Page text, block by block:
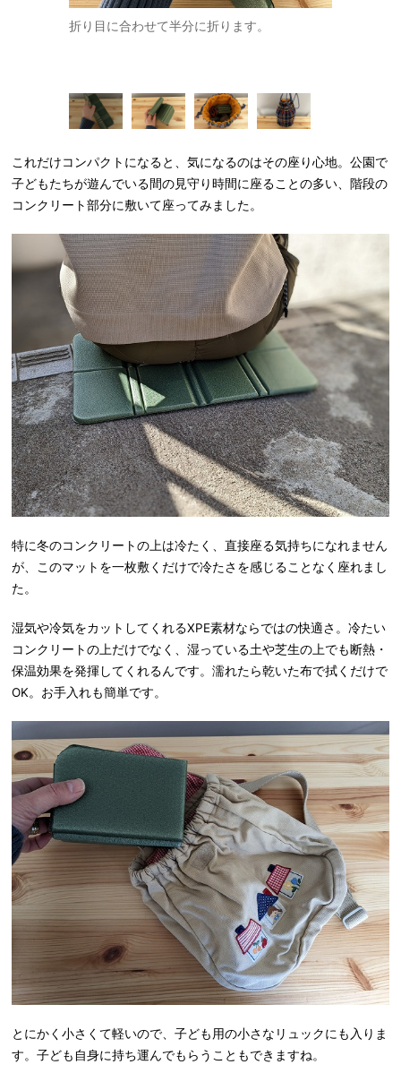
折り目に合わせて半分に折ります。
これだけコンパクトになると、気になるのはその座り心地。公園で
子どもたちが遊んでいる間の見守り時間に座ることの多い、階段の
コンクリート部分に敷いて座ってみました。
特に冬のコンクリートの上は冷たく、直接座る気持ちになれません
が、このマットを一枚敷くだけで冷たさを感じることなく座れまし
た。
湿気や冷気をカットしてくれるXPE素材ならではの快適さ。冷たい
コンクリートの上だけでなく、湿っている土や芝生の上でも断熱・
保温効果を発揮してくれるんです。濡れたら乾いた布で拭くだけで
OK。お手入れも簡単です。
とにかく小さくて軽いので、子ども用の小さなリュックにも入りま
す。子ども自身に持ち運んでもらうこともできますね。